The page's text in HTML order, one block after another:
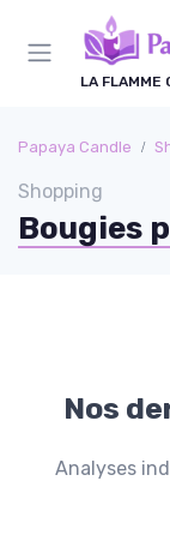
LA FLAMME
Papaya Candle
Shopping
Bougies
Nos
Analyses
Panneau de